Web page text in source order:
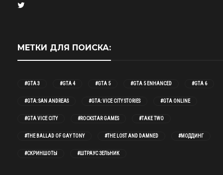
МЕТКИ ДЛЯ ПОИСКА:
#GTA 3 #GTA 4 #GTA 5 #GTA 5 ENHANCED #GTA 6
#GTA: SAN ANDREAS #GTA: VICE CITY STORIES #GTA ONLINE
#GTA VICE CITY #ROCKSTAR GAMES #TAKE TWO
#THE BALLAD OF GAY TONY #THE LOST AND DAMNED #МОДДИНГ
#СКРИНШОТЫ #ШТРАУС ЗЕЛЬНИК